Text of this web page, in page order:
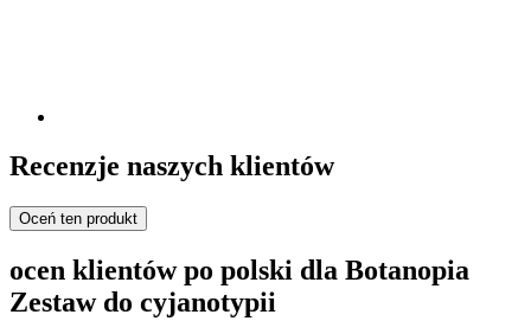
Recenzje naszych klientów
Oceń ten produkt
ocen klientów po polski dla Botanopia
Zestaw do cyjanotypii